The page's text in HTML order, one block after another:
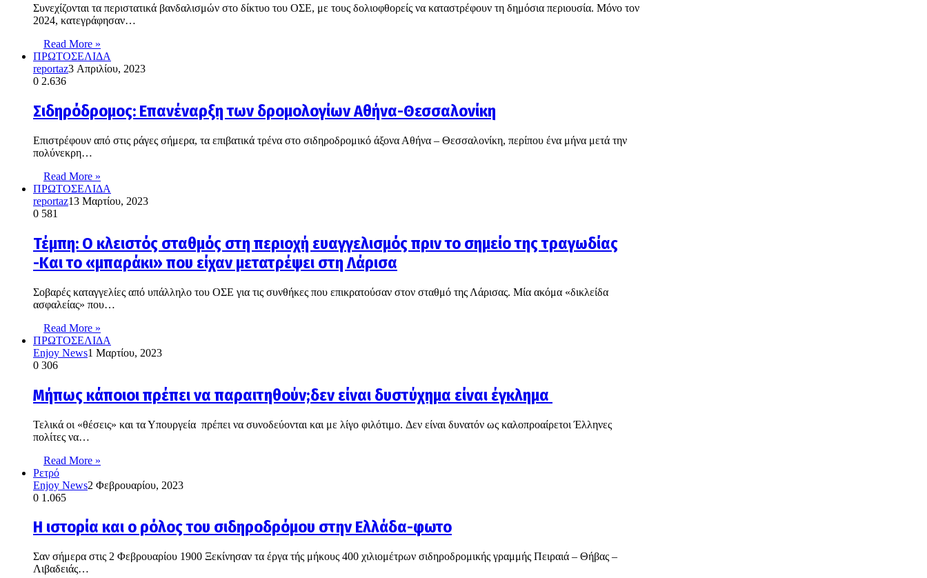
Συνεχίζονται τα περιστατικά βανδαλισμών στο δίκτυο του ΟΣΕ, με τους δολιοφθορείς να καταστρέφουν τη δημόσια περιουσία. Μόνο τον
2024, κατεγράφησαν…
Read More »
ΠΡΩΤΟΣΕΛΙΔΑ
reportaz3 Απριλίου, 2023
0 2.636
Σιδηρόδρομος: Επανέναρξη των δρομολογίων Αθήνα-Θεσσαλονίκη
Επιστρέφουν από στις ράγες σήμερα, τα επιβατικά τρένα στο σιδηροδρομικό άξονα Αθήνα – Θεσσαλονίκη, περίπου ένα μήνα μετά την
πολύνεκρη…
Read More »
ΠΡΩΤΟΣΕΛΙΔΑ
reportaz13 Μαρτίου, 2023
0 581
Τέμπη: Ο κλειστός σταθμός στη περιοχή ευαγγελισμός πριν το σημείο της τραγωδίας
-Και το «μπαράκι» που είχαν μετατρέψει στη Λάρισα
Σοβαρές καταγγελίες από υπάλληλο του ΟΣΕ για τις συνθήκες που επικρατούσαν στον σταθμό της Λάρισας. Μία ακόμα «δικλείδα
ασφαλείας» που…
Read More »
ΠΡΩΤΟΣΕΛΙΔΑ
Enjoy News1 Μαρτίου, 2023
0 306
Μήπως κάποιοι πρέπει να παραιτηθούν;δεν είναι δυστύχημα είναι έγκλημα
Τελικά οι «θέσεις» και τα Υπουργεία πρέπει να συνοδεύονται και με λίγο φιλότιμο. Δεν είναι δυνατόν ως καλοπροαίρετοι Έλληνες
πολίτες να…
Read More »
Ρετρό
Enjoy News2 Φεβρουαρίου, 2023
0 1.065
Η ιστορία και ο ρόλος του σιδηροδρόμου στην Ελλάδα-φωτο
Σαν σήμερα στις 2 Φεβρουαρίου 1900 Ξεκίνησαν τα έργα τής μήκους 400 χιλιομέτρων σιδηροδρομικής γραμμής Πειραιά – Θήβας –
Λιβαδειάς…